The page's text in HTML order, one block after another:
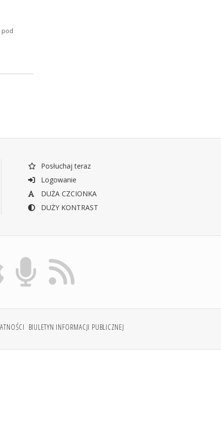
pod
Posłuchaj teraz
Logowanie
DUŻA CZCIONKA
DUŻY KONTRAST
BIULETYN INFORMACJI PUBLICZNEJ